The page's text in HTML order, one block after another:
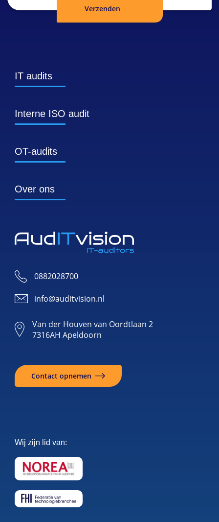
0882028700
info@auditvision.nl
Van der Houven van Oordtlaan 2
7316AH Apeldoorn
Contact opnemen
IT audits
Interne ISO audit
OT-audits
Over ons
Wij zijn lid van: